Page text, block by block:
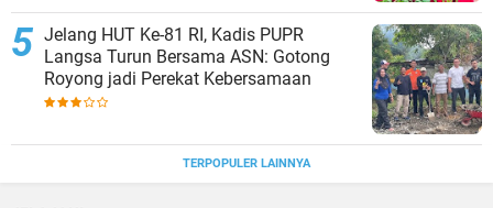
Jelang HUT Ke-81 RI, Kadis PUPR
Langsa Turun Bersama ASN: Gotong
Royong jadi Perekat Kebersamaan
TERPOPULER LAINNYA